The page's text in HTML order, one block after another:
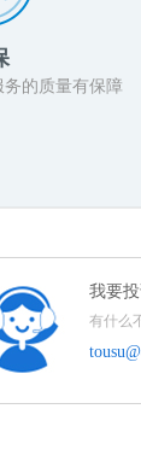
的质量有保障
我要
有什么